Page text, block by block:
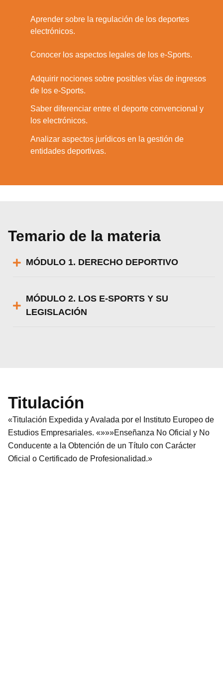
Aprender sobre la regulación de los deportes
electrónicos.
Conocer los aspectos legales de los e-Sports.
Adquirir nociones sobre posibles vías de ingresos
de los e-Sports.
Saber diferenciar entre el deporte convencional y
los electrónicos.
Analizar aspectos jurídicos en la gestión de
entidades deportivas.
Temario de la materia
MÓDULO 1. DERECHO DEPORTIVO
MÓDULO 2. LOS E-SPORTS Y SU
LEGISLACIÓN
Titulación
«Titulación Expedida y Avalada por el Instituto Europeo de
Estudios Empresariales. «»»»Enseñanza No Oficial y No
Conducente a la Obtención de un Título con Carácter
Oficial o Certificado de Profesionalidad.»